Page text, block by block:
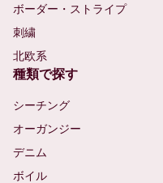
ボーダー・ストライプ
刺繍
北欧系
種類で探す
シーチング
オーガンジー
デニム
ボイル